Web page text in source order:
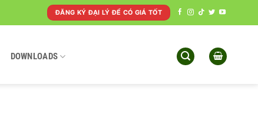
ĐĂNG KÝ ĐẠI LÝ ĐỂ CÓ GIÁ TỐT
DOWNLOADS